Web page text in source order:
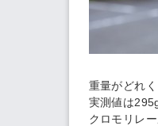
重量がどれ
実測値は
クロモリレ